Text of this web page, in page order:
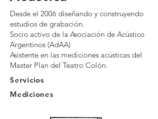
Desde el 2006 diseñando y construyendo
estudios de grabación.
Socio activo de la Asociación de Acústico
Argentinos (AdAA)
Asistente en las mediciones acústicas del
Master Plan del Teatro Colón.
Servicios
Mediciones